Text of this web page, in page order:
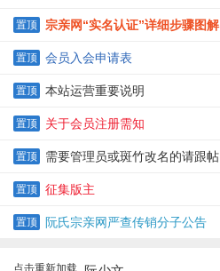
置顶 宗亲网“实名认证”详细步骤图解
置顶 会员入会申请表
置顶 本站运营重要说明
置顶 关于会员注册需知
置顶 需要管理员或斑竹改名的请跟帖
置顶 征集版主
置顶 阮氏宗亲网严查传销分子公告
点击重新加载